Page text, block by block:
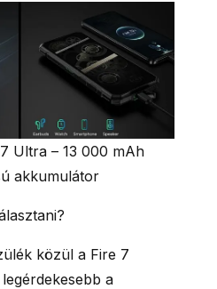
Ultra – 13 000 mAh
akkumulátor
közül a Fire 7
a